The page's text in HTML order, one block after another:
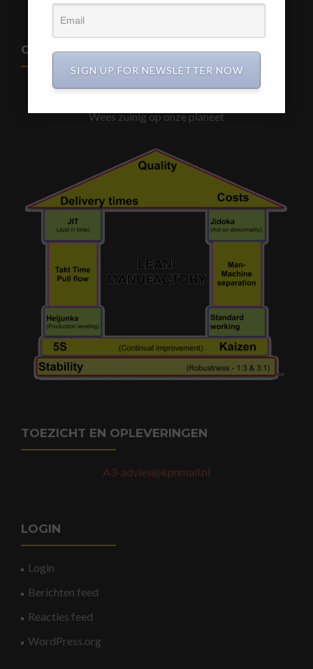
CIRCULAIR BOUWEN
De Toekomst is Samen werken aan een betere wereld
Wees zuinig op onze planeet
TOEZICHT EN OPLEVERINGEN
A3-advies@kpnmail.nl
LOGIN
Login
Berichten feed
Reacties feed
WordPress.org
SIGN UP FOR NEWSLETTER NOW